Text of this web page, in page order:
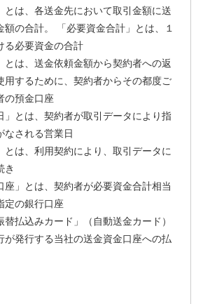
とは、各送金先において取引金額に送
の合計。 「必要資金合計」とは、１
る必要資金の合計
とは、送金依頼金額から契約者への返
用するために、契約者からその都度ご
の預金口座
」とは、契約者が取引データにより指
なされる営業日
とは、利用契約により、取引データに
き
座」とは、契約者が必要資金合計相当
定の銀行口座
替払込みカード」（自動送金カード）
が発行する当社の送金資金口座への払